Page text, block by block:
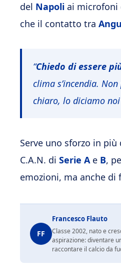
del Napoli ai microfoni
che il contatto tra
“Chiedo di essere
clima s’incendia.
chiaro, lo diciamo noi
Serve uno sforzo in
C.A.N. di Serie A e B,
emozioni, ma anche
FF
Francesco Flauto
Classe 2002, nato e
aspirazione: diventare
raccontare il calcio da